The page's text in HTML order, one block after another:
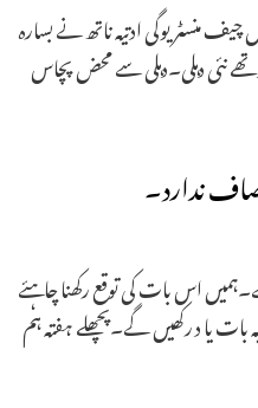
چیف منسٹر یوگی ادتیہ ناتھ نے بسارہ
تھے نئی دہلی۔دہلی سے محض پچاس
ندارد۔
اس بات کی توقع رکھنا چاہئے
بات یا د رکھیں گے۔پچھلے ہفتہ ہم